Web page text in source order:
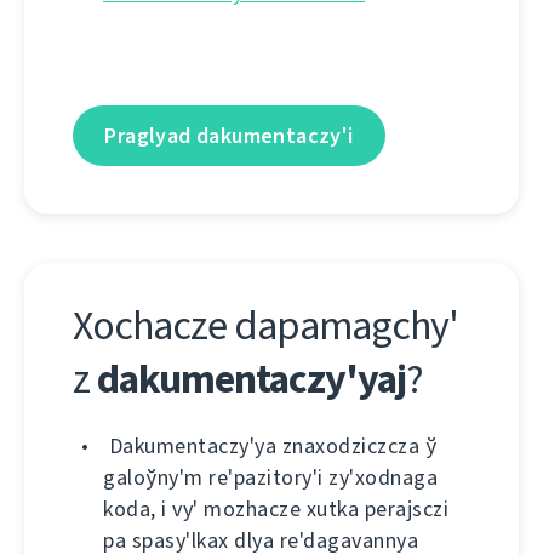
Praglyad dakumentaczy'і
Xochacze dapamagchy'
zdakumentaczy'yaj?
Dakumentaczy'ya znaxodzіczcza ў
galoўny'm re'pazіtory'і zy'xodnaga
koda, і vy' mozhacze xutka perajsczі
pa spasy'lkax dlya re'dagavannya